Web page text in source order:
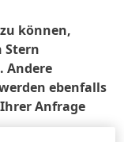
können,
Stern
Andere
ebenfalls
Anfrage